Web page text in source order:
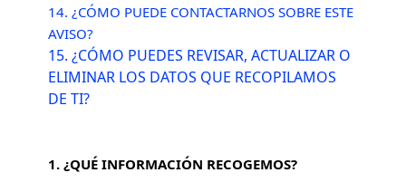
14. ¿CÓMO PUEDE CONTACTARNOS SOBRE ESTE
AVISO?
15. ¿CÓMO PUEDES REVISAR, ACTUALIZAR O
ELIMINAR LOS DATOS QUE RECOPILAMOS
DE TI?
1. ¿QUÉ INFORMACIÓN RECOGEMOS?